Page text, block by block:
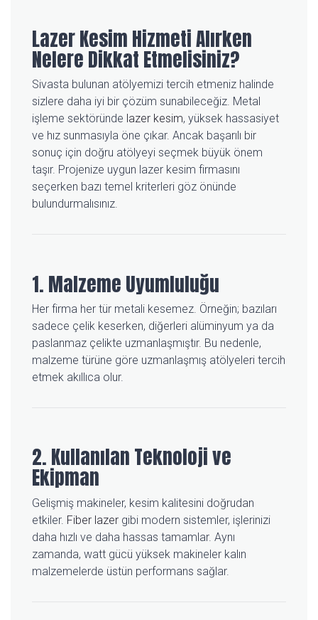
Lazer Kesim Hizmeti Alırken
Nelere Dikkat Etmelisiniz?
Sivasta bulunan atölyemizi tercih etmeniz halinde
sizlere daha iyi bir çözüm sunabileceğiz. Metal
işleme sektöründe lazer kesim, yüksek hassasiyet
ve hız sunmasıyla öne çıkar. Ancak başarılı bir
sonuç için doğru atölyeyi seçmek büyük önem
taşır. Projenize uygun lazer kesim firmasını
seçerken bazı temel kriterleri göz önünde
bulundurmalısınız.
1. Malzeme Uyumluluğu
Her firma her tür metali kesemez. Örneğin; bazıları
sadece çelik keserken, diğerleri alüminyum ya da
paslanmaz çelikte uzmanlaşmıştır. Bu nedenle,
malzeme türüne göre uzmanlaşmış atölyeleri tercih
etmek akıllıca olur.
2. Kullanılan Teknoloji ve
Ekipman
Gelişmiş makineler, kesim kalitesini doğrudan
etkiler. Fiber lazer gibi modern sistemler, işlerinizi
daha hızlı ve daha hassas tamamlar. Aynı
zamanda, watt gücü yüksek makineler kalın
malzemelerde üstün performans sağlar.